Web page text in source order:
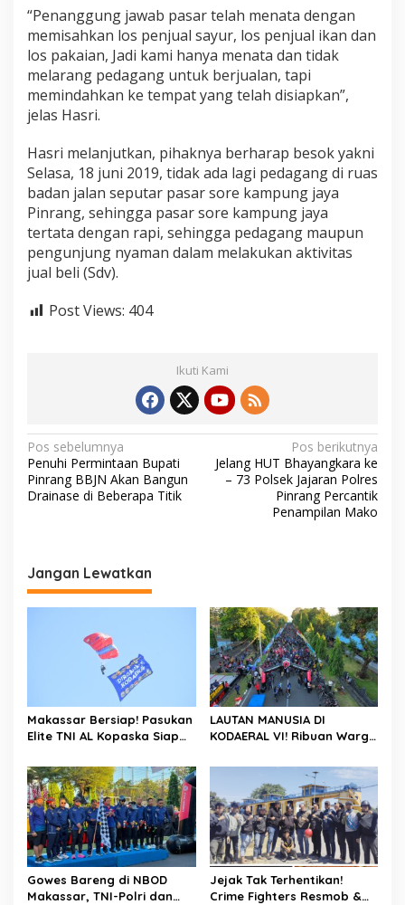
k
a
n
P
a
s
S
o
r
e
K
a
p
g
a
“Penanggung jawab pasar telah menata dengan
memisahkan los penjual sayur, los penjual ikan dan
los pakaian, Jadi kami hanya menata dan tidak
melarang pedagang untuk berjualan, tapi
memindahkan ke tempat yang telah disiapkan”,
jelas Hasri.
Hasri melanjutkan, pihaknya berharap besok yakni
Selasa, 18 juni 2019, tidak ada lagi pedagang di ruas
badan jalan seputar pasar sore kampung jaya
Pinrang, sehingga pasar sore kampung jaya
tertata dengan rapi, sehingga pedagang maupun
pengunjung nyaman dalam melakukan aktivitas
jual beli (Sdv).
Post Views: 404
Ikuti Kami
N
a
v
a
s
s
Pos sebelumnya
Penuhi Permintaan Bupati
Pinrang BBJN Akan Bangun
Drainase di Beberapa Titik
Pos berikutnya
Jelang HUT Bhayangkara ke
– 73 Polsek Jajaran Polres
Pinrang Percantik
Penampilan Mako
Jangan Lewatkan
Makassar Bersiap! Pasukan
Elite TNI AL Kopaska Siap
Langit Kota
LAUTAN MANUSIA DI
KODAERAL VI! Ribuan Warga
2026, KRI Golok hingga
Atraksi Kopaska Jadi
Magnet
Gowes Bareng di NBOD
Makassar, TNI-Polri dan
Jejak Tak Terhentikan!
Crime Fighters Resmob &